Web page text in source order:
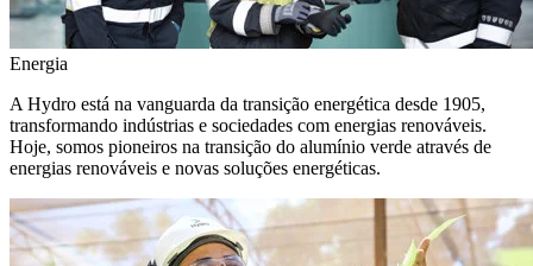
Energia
A Hydro está na vanguarda da transição energética desde 1905,
transformando indústrias e sociedades com energias renováveis.
Hoje, somos pioneiros na transição do alumínio verde através de
energias renováveis e novas soluções energéticas.